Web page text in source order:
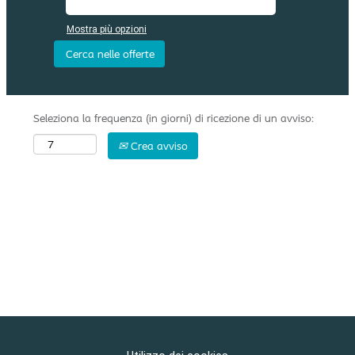
Mostra più opzioni
Seleziona la frequenza (in giorni) di ricezione di un avviso:
Crea avviso